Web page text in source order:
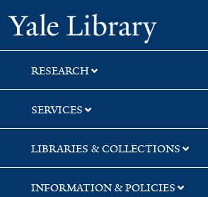
Skip
to
search
Skip
to
main
content
Skip
to
first
result
Yale
RESEARCH
SERVICES
LIBRARIES & COLLECTIONS
INFORMATION & POLICIES